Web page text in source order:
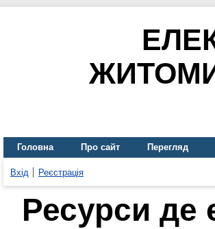
Головна Про сайт Перегляд
Вхід Реєстрація
Ресурси де